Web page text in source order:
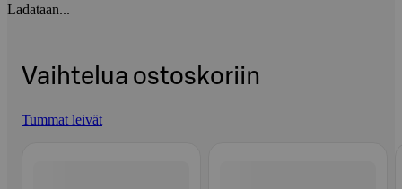
Ladataan...
Vaihtelua ostoskoriin
Tummat leivät